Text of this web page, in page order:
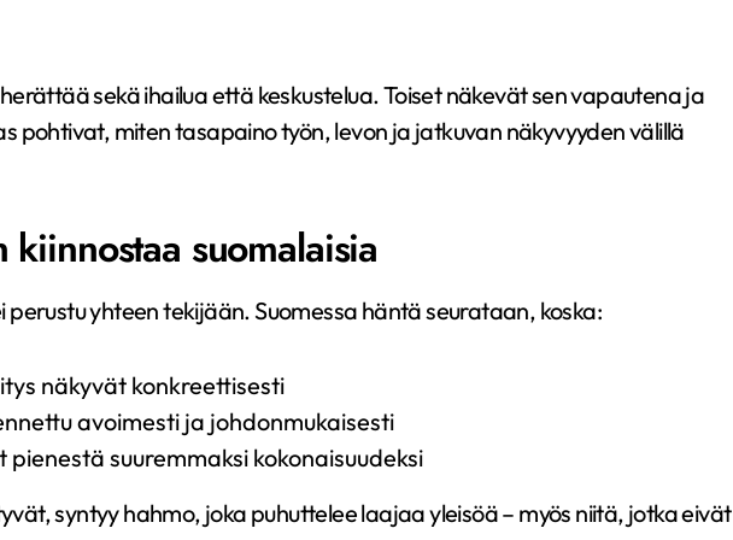
sekä ihailua että keskustelua. Toiset näkevät sen vapautena ja
pohtivat, miten tasapaino työn, levon ja jatkuvan näkyvyyden välillä
kiinnostaa suomalaisia
perustu yhteen tekijään. Suomessa häntä seurataan, koska:
näkyvät konkreettisesti
avoimesti ja johdonmukaisesti
suuremmaksi kokonaisuudeksi
syntyy hahmo, joka puhuttelee laajaa yleisöä – myös niitä, jotka eivät